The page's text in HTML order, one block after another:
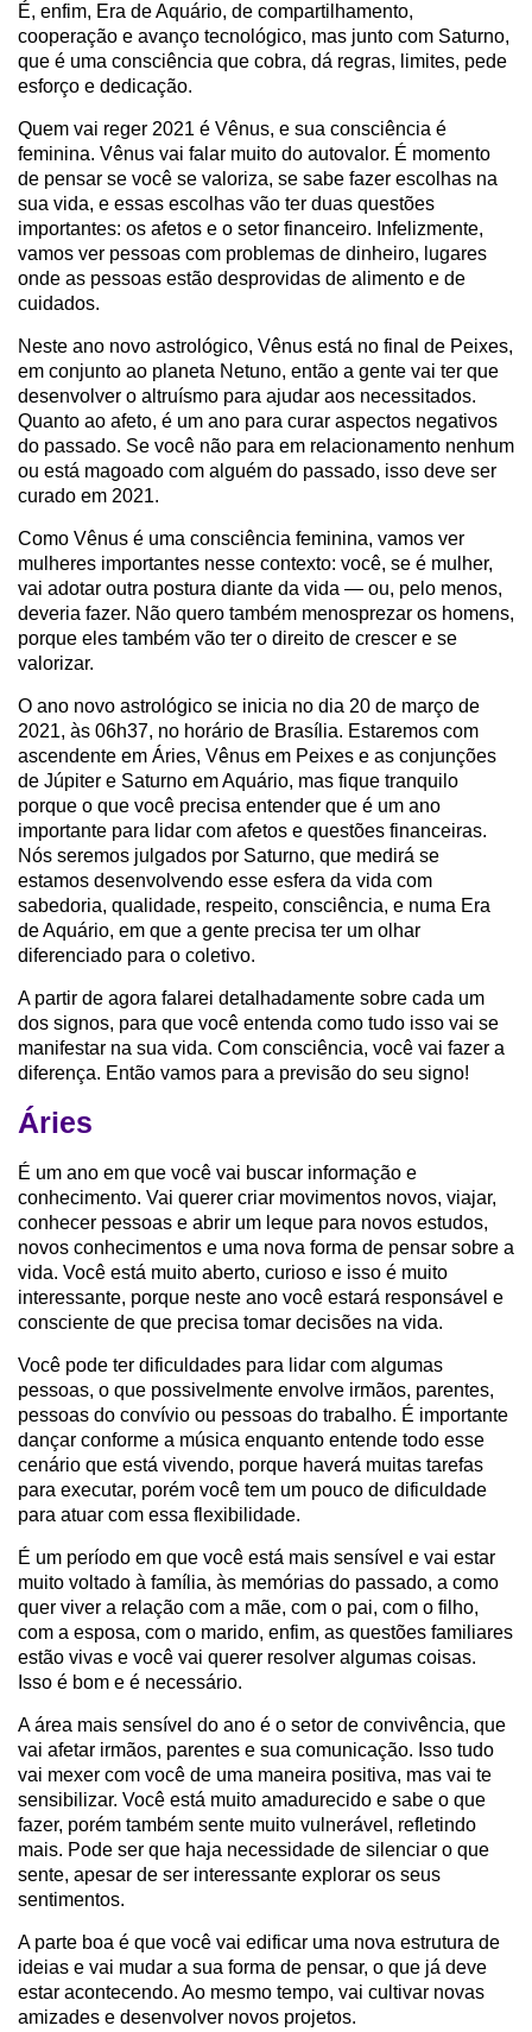
É, enfim, Era de Aquário, de compartilhamento,
cooperação e avanço tecnológico, mas junto com Saturno,
que é uma consciência que cobra, dá regras, limites, pede
esforço e dedicação.
Quem vai reger 2021 é Vênus, e sua consciência é
feminina. Vênus vai falar muito do autovalor. É momento
de pensar se você se valoriza, se sabe fazer escolhas na
sua vida, e essas escolhas vão ter duas questões
importantes: os afetos e o setor financeiro. Infelizmente,
vamos ver pessoas com problemas de dinheiro, lugares
onde as pessoas estão desprovidas de alimento e de
cuidados.
Neste ano novo astrológico, Vênus está no final de Peixes,
em conjunto ao planeta Netuno, então a gente vai ter que
desenvolver o altruísmo para ajudar aos necessitados.
Quanto ao afeto, é um ano para curar aspectos negativos
do passado. Se você não para em relacionamento nenhum
ou está magoado com alguém do passado, isso deve ser
curado em 2021.
Como Vênus é uma consciência feminina, vamos ver
mulheres importantes nesse contexto: você, se é mulher,
vai adotar outra postura diante da vida — ou, pelo menos,
deveria fazer. Não quero também menosprezar os homens,
porque eles também vão ter o direito de crescer e se
valorizar.
O ano novo astrológico se inicia no dia 20 de março de
2021, às 06h37, no horário de Brasília. Estaremos com
ascendente em Áries, Vênus em Peixes e as conjunções
de Júpiter e Saturno em Aquário, mas fique tranquilo
porque o que você precisa entender que é um ano
importante para lidar com afetos e questões financeiras.
Nós seremos julgados por Saturno, que medirá se
estamos desenvolvendo esse esfera da vida com
sabedoria, qualidade, respeito, consciência, e numa Era
de Aquário, em que a gente precisa ter um olhar
diferenciado para o coletivo.
A partir de agora falarei detalhadamente sobre cada um
dos signos, para que você entenda como tudo isso vai se
manifestar na sua vida. Com consciência, você vai fazer a
diferença. Então vamos para a previsão do seu signo!
Áries
É um ano em que você vai buscar informação e
conhecimento. Vai querer criar movimentos novos, viajar,
conhecer pessoas e abrir um leque para novos estudos,
novos conhecimentos e uma nova forma de pensar sobre a
vida. Você está muito aberto, curioso e isso é muito
interessante, porque neste ano você estará responsável e
consciente de que precisa tomar decisões na vida.
Você pode ter dificuldades para lidar com algumas
pessoas, o que possivelmente envolve irmãos, parentes,
pessoas do convívio ou pessoas do trabalho. É importante
dançar conforme a música enquanto entende todo esse
cenário que está vivendo, porque haverá muitas tarefas
para executar, porém você tem um pouco de dificuldade
para atuar com essa flexibilidade.
É um período em que você está mais sensível e vai estar
muito voltado à família, às memórias do passado, a como
quer viver a relação com a mãe, com o pai, com o filho,
com a esposa, com o marido, enfim, as questões familiares
estão vivas e você vai querer resolver algumas coisas.
Isso é bom e é necessário.
A área mais sensível do ano é o setor de convivência, que
vai afetar irmãos, parentes e sua comunicação. Isso tudo
vai mexer com você de uma maneira positiva, mas vai te
sensibilizar. Você está muito amadurecido e sabe o que
fazer, porém também sente muito vulnerável, refletindo
mais. Pode ser que haja necessidade de silenciar o que
sente, apesar de ser interessante explorar os seus
sentimentos.
A parte boa é que você vai edificar uma nova estrutura de
ideias e vai mudar a sua forma de pensar, o que já deve
estar acontecendo. Ao mesmo tempo, vai cultivar novas
amizades e desenvolver novos projetos.